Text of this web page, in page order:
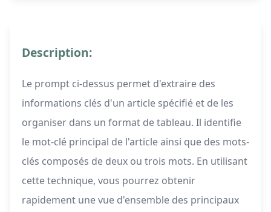
Description:
Le prompt ci-dessus permet d'extraire des
informations clés d'un article spécifié et de les
organiser dans un format de tableau. Il identifie
le mot-clé principal de l'article ainsi que des mots-
clés composés de deux ou trois mots. En utilisant
cette technique, vous pourrez obtenir
rapidement une vue d'ensemble des principaux